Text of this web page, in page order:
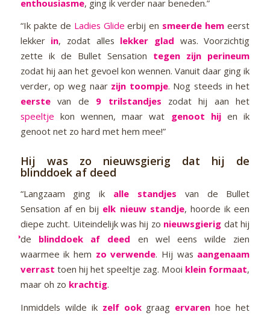
enthousiasme, ging ik verder naar beneden.”
“Ik pakte de Ladies Glide erbij en smeerde hem eerst
lekker in, zodat alles lekker glad was. Voorzichtig
zette ik de Bullet Sensation tegen zijn perineum
zodat hij aan het gevoel kon wennen. Vanuit daar ging ik
verder, op weg naar zijn toompje. Nog steeds in het
eerstevan de 9 trilstandjes zodat hij aan het
speeltje kon wennen, maar wat genoot hijen ik
genoot net zo hard met hem mee!”
Hij was zo nieuwsgierig dat hij de
blinddoek af deed
“Langzaam ging ik alle standjes van de Bullet
Sensation af en bij elk nieuw standje, hoorde ik een
diepe zucht. Uiteindelijk was hij zo nieuwsgierig dat hij
de blinddoek af deed en wel eens wilde zien
waarmee ik hem zo verwende. Hij was aangenaam
verrast toen hij het speeltje zag. Mooi klein formaat,
maar oh zo krachtig.
Inmiddels wilde ik zelf ook graag ervarenhoe het